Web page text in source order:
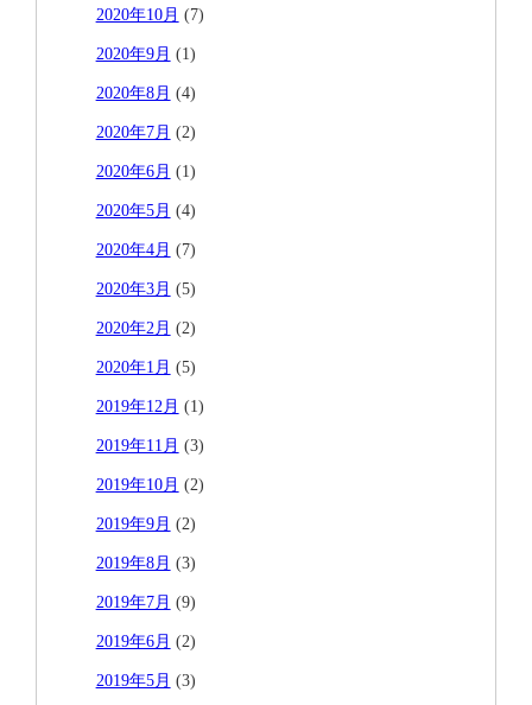
2020年10月 (7)
2020年9月 (1)
2020年8月 (4)
2020年7月 (2)
2020年6月 (1)
2020年5月 (4)
2020年4月 (7)
2020年3月 (5)
2020年2月 (2)
2020年1月 (5)
2019年12月 (1)
2019年11月 (3)
2019年10月 (2)
2019年9月 (2)
2019年8月 (3)
2019年7月 (9)
2019年6月 (2)
2019年5月 (3)